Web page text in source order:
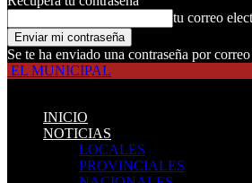
tu correo
Se te ha enviado una contraseña por
EL MUNICIPAL
INICIO
NOTICIAS
LOCALES
PROVINCIALES